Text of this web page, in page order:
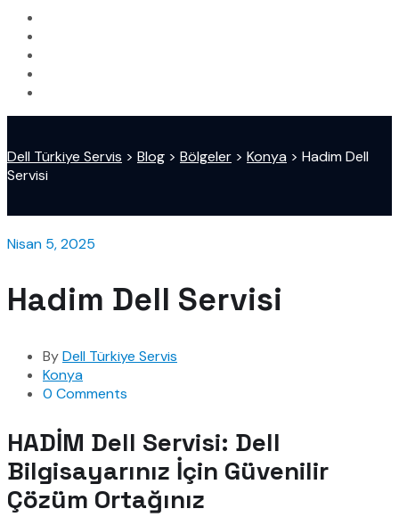
Dell Türkiye Servis > Blog > Bölgeler > Konya > Hadim Dell
Servisi
Nisan 5, 2025
Hadim Dell Servisi
ByDell Türkiye Servis
Konya
0 Comments
HADİM Dell Servisi: Dell
Bilgisayarınız İçin Güvenilir
Çözüm Ortağınız